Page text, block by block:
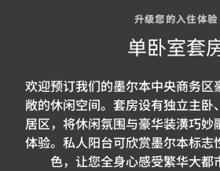
升级您的入住体验
单卧室套
欢迎预订我们的墨尔本中央商务区
敞的休闲空间。套房设有独立主卧
居区，将休闲氛围与豪华装潢巧妙
体验。私人阳台可欣赏墨尔本标志
色，让您全身心感受繁华大都